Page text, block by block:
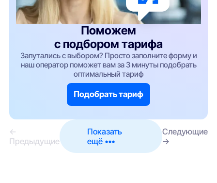
Поможем
с подбором тарифа
Запутались с выбором? Просто заполните форму и
наш оператор поможет вам за 3 минуты подобрать
оптимальный тариф
Подобрать тариф
←
Предыдущие
Показать
ещё •••
Следующие
→